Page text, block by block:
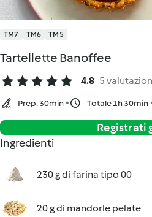
TM7 TM6 TM5
Tartellette Banoffee
4.8 5
Prep. 30min Totale 1h 30min
Registrati
Ingredienti
230 g di farina tipo 00
20 g di mandorle pelate